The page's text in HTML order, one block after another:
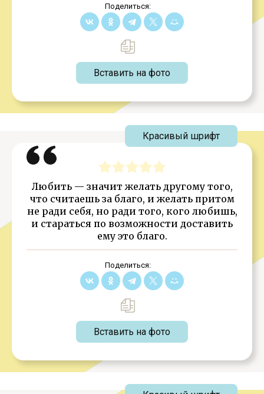
Поделиться:
Вставить на фото
Любить — значит желать другому того,
что считаешь за благо, и желать притом
не ради себя, но ради того, кого любишь,
и стараться по возможности доставить
ему это благо.
Поделиться:
Вставить на фото
Красивый шрифт